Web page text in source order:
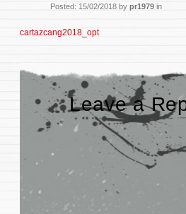
Posted: 15/02/2018 by pr1979 in
cartazcang2018_opt
Leave a